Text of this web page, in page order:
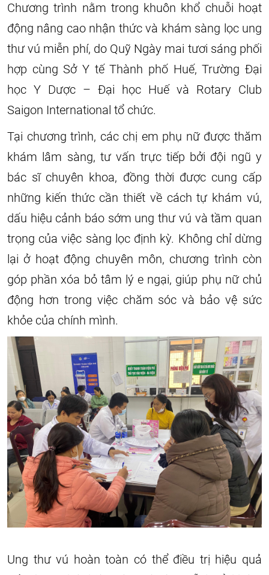
Chương trình nằm trong khuôn khổ chuỗi hoạt
động nâng cao nhận thức và khám sàng lọc ung
thư vú miễn phí, do Quỹ Ngày mai tươi sáng phối
hợp cùng Sở Y tế Thành phố Huế, Trường Đại
học Y Dược – Đại học Huế và Rotary Club
Saigon International tổ chức.
Tại chương trình, các chị em phụ nữ được thăm
khám lâm sàng, tư vấn trực tiếp bởi đội ngũ y
bác sĩ chuyên khoa, đồng thời được cung cấp
những kiến thức cần thiết về cách tự khám vú,
dấu hiệu cảnh báo sớm ung thư vú và tầm quan
trọng của việc sàng lọc định kỳ. Không chỉ dừng
lại ở hoạt động chuyên môn, chương trình còn
góp phần xóa bỏ tâm lý e ngại, giúp phụ nữ chủ
động hơn trong việc chăm sóc và bảo vệ sức
khỏe của chính mình.
Ung thư vú hoàn toàn có thể điều trị hiệu quả